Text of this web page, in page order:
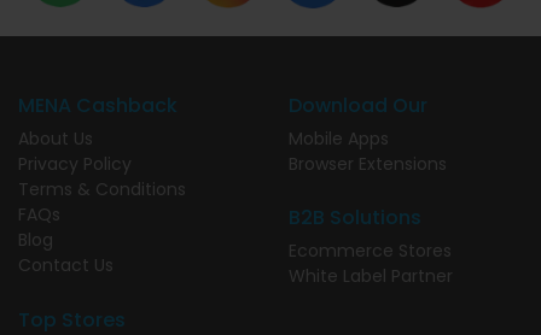
MENA Cashback
About Us
Privacy Policy
Terms & Conditions
FAQs
Blog
Contact Us
Download Our
Mobile Apps
Browser Extensions
B2B Solutions
Ecommerce Stores
White Label Partner
Top Stores